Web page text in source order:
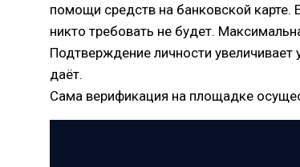
помощи средств на банковской
никто требовать не будет.
Подтверждение личности
даёт.
Сама верификация на площадке